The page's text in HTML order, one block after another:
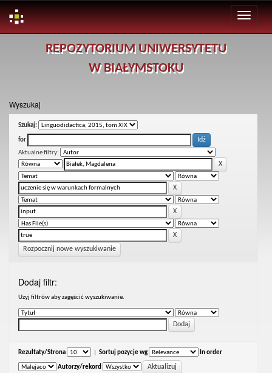
REPOZYTORIUM UNIWERSYTETU
W BIAŁYMSTOKU
Wyszukaj
Szukaj:
for
Aktualne filtry:
Rozpocznij nowe wyszukiwanie
Dodaj filtr:
Uzyj filtrów aby zagęścić wyszukiwanie.
Rezultaty/Strona Sortuj pozycje wg In order
Autorzy/rekord